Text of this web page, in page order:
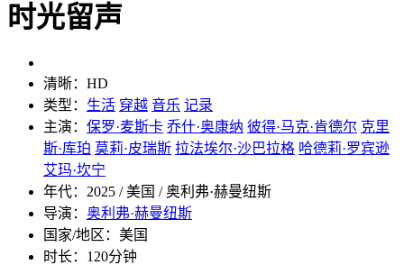
时光留声
清晰： HD
类型： 生活 穿越 音乐 记录
主演： 保罗·麦斯卡 乔什·奥康纳 彼得·马克·肯德尔 克里
斯·库珀 莫莉·皮瑞斯 拉法埃尔·沙巴拉格 哈德莉·罗宾逊
艾玛·坎宁
年代： 2025 / 美国 / 奥利弗·赫曼纽斯
导演： 奥利弗·赫曼纽斯
国家/地区： 美国
时长： 120分钟